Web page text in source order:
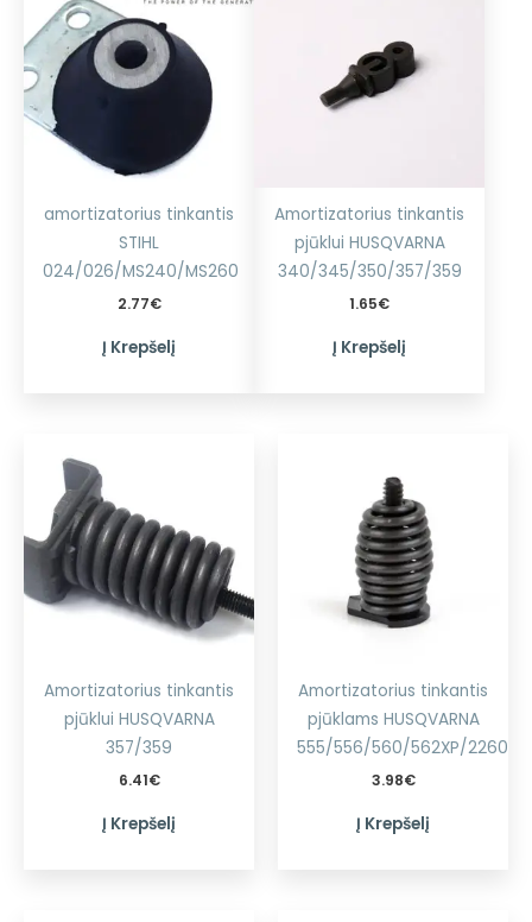
amortizatorius tinkantis
STIHL
024/026/MS240/MS260
2.77€
Į Krepšelį
Amortizatorius tinkantis
pjūklui HUSQVARNA
340/345/350/357/359
1.65€
Į Krepšelį
Amortizatorius tinkantis
pjūklui HUSQVARNA
357/359
6.41€
Į Krepšelį
Amortizatorius tinkantis
pjūklams HUSQVARNA
555/556/560/562XP/2260
3.98€
Į Krepšelį